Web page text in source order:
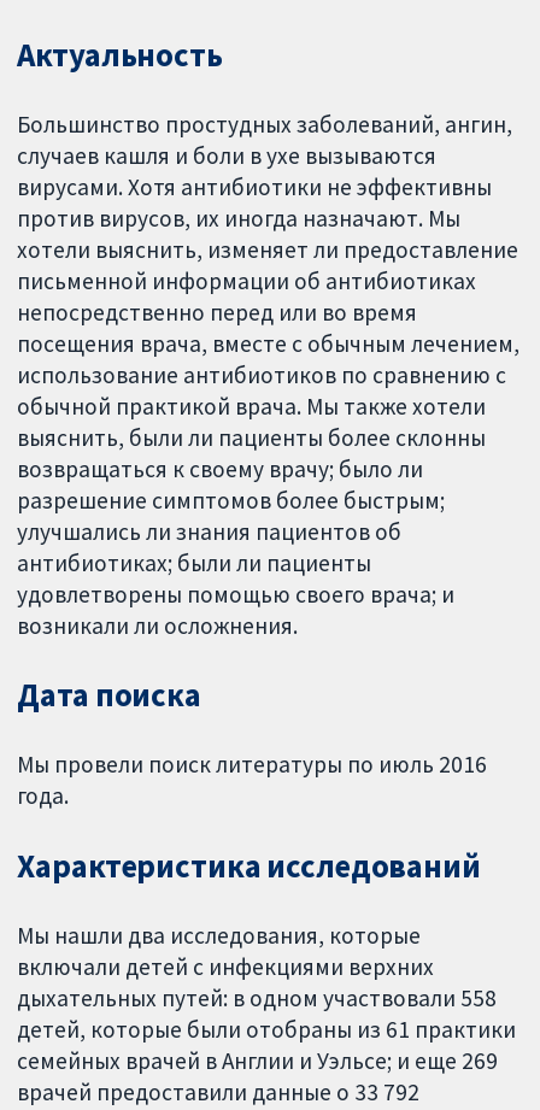
Актуальность
Большинство простудных заболеваний, ангин,
случаев кашля и боли в ухе вызываются
вирусами. Хотя антибиотики не эффективны
против вирусов, их иногда назначают. Мы
хотели выяснить, изменяет ли предоставление
письменной информации об антибиотиках
непосредственно перед или во время
посещения врача, вместе с обычным лечением,
использование антибиотиков по сравнению с
обычной практикой врача. Мы также хотели
выяснить, были ли пациенты более склонны
возвращаться к своему врачу; было ли
разрешение симптомов более быстрым;
улучшались ли знания пациентов об
антибиотиках; были ли пациенты
удовлетворены помощью своего врача; и
возникали ли осложнения.
Дата поиска
Мы провели поиск литературы по июль 2016
года.
Характеристика исследований
Мы нашли два исследования, которые
включали детей с инфекциями верхних
дыхательных путей: в одном участвовали 558
детей, которые были отобраны из 61 практики
семейных врачей в Англии и Уэльсе; и еще 269
врачей предоставили данные о 33 792